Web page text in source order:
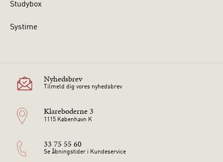
Studybox
Systime
Nyhedsbrev
Tilmeld dig vores nyhedsbrev
Klareboderne 3
1115 København K
33 75 55 60
Se åbningstider i Kundeservice